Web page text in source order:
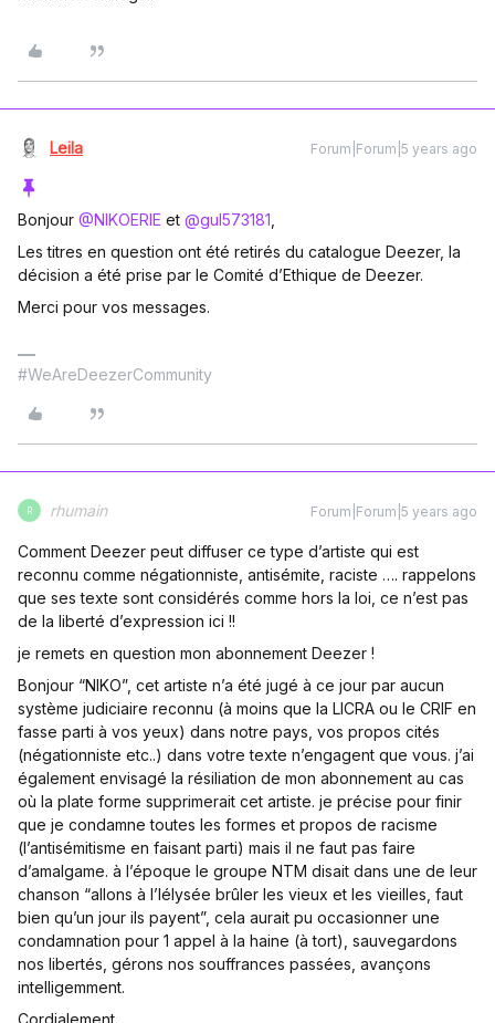
Leila Forum|Forum|5 years ago
Bonjour @NIKOERIE et @gul573181
Les titres en question ont été retirés du catalogue Deezer, la
décision a été prise par le Comité d’Ethique de Deezer.
Merci pour vos messages.
#WeAreDeezerCommunity
R rhumain Forum|Forum|5 years ago
Comment Deezer peut diffuser ce type d’artiste qui est
reconnu comme négationniste, antisémite, raciste …. rappelons
que ses texte sont considérés comme hors la loi, ce n’est pas
de la liberté d’expression ici !!
je remets en question mon abonnement Deezer !
Bonjour “NIKO”, cet artiste n’a été jugé à ce jour par aucun
système judiciaire reconnu (à moins que la LICRA ou le CRIF en
fasse parti à vos yeux) dans notre pays, vos propos cités
(négationniste etc..) dans votre texte n’engagent que vous. j’ai
également envisagé la résiliation de mon abonnement au cas
où la plate forme supprimerait cet artiste. je précise pour finir
que je condamne toutes les formes et propos de racisme
(l’antisémitisme en faisant parti) mais il ne faut pas faire
d’amalgame. à l’époque le groupe NTM disait dans une de leur
chanson “allons à l’lélysée brûler les vieux et les vieilles, faut
bien qu’un jour ils payent”, cela aurait pu occasionner une
condamnation pour 1 appel à la haine (à tort), sauvegardons
nos libertés, gérons nos souffrances passées, avançons
intelligemment.
Cordialement.